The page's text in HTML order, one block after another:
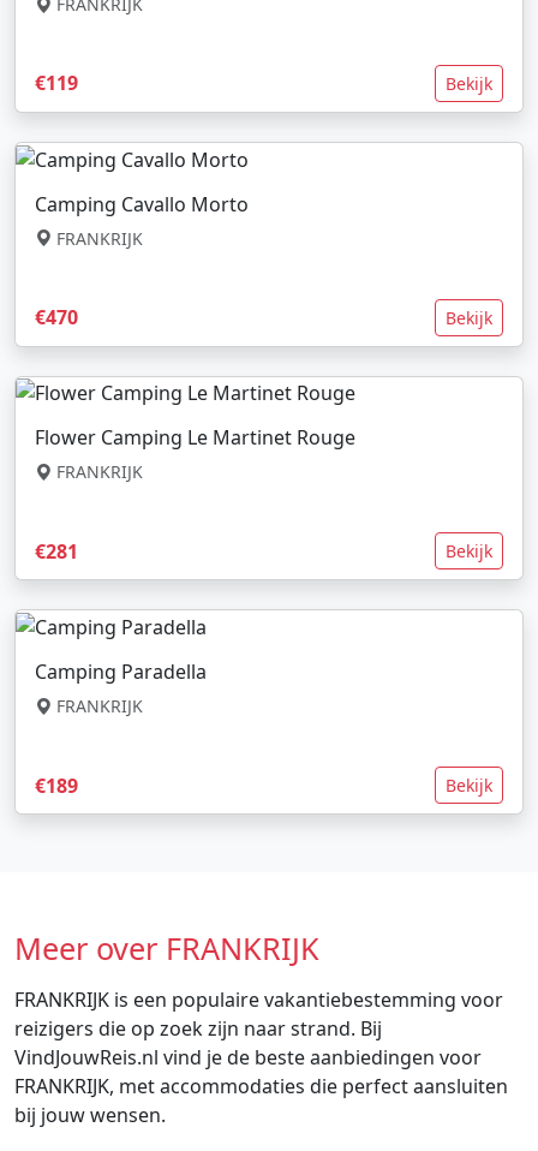
€119 Bekijk
Camping Cavallo Morto
FRANKRIJK
€470 Bekijk
Flower Camping Le Martinet Rouge
FRANKRIJK
€281 Bekijk
Camping Paradella
FRANKRIJK
€189 Bekijk
Meer over FRANKRIJK
FRANKRIJK is een populaire vakantiebestemming voor
reizigers die op zoek zijn naar strand. Bij
VindJouwReis.nl vind je de beste aanbiedingen voor
FRANKRIJK, met accommodaties die perfect aansluiten
bij jouw wensen.